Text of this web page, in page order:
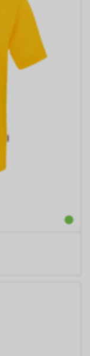
Netzwerk
bzw. zu
Google
Ihr